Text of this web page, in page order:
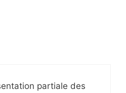
partiale des